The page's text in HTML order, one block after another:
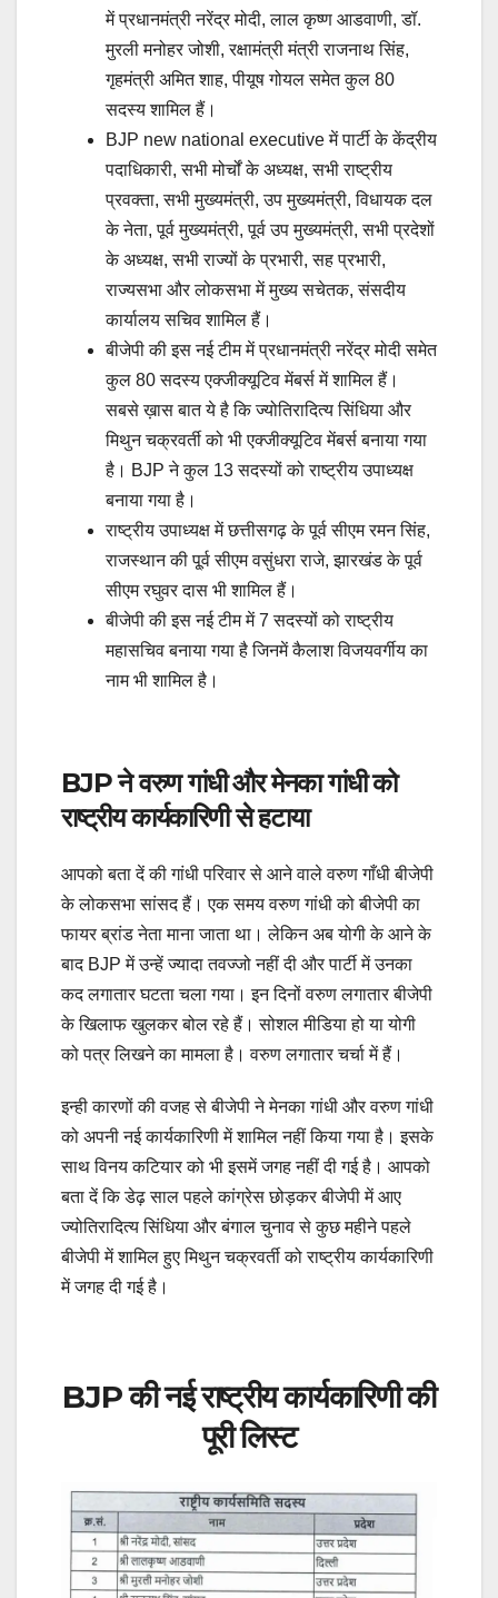
में प्रधानमंत्री नरेंद्र मोदी, लाल कृष्ण आडवाणी, डॉ.
मुरली मनोहर जोशी, रक्षामंत्री मंत्री राजनाथ सिंह,
गृहमंत्री अमित शाह, पीयूष गोयल समेत कुल 80
सदस्य शामिल हैं।
BJP new national executive में पार्टी के केंद्रीय
पदाधिकारी, सभी मोर्चों के अध्यक्ष, सभी राष्ट्रीय
प्रवक्ता, सभी मुख्यमंत्री, उप मुख्यमंत्री, विधायक दल
के नेता, पूर्व मुख्यमंत्री, पूर्व उप मुख्यमंत्री, सभी प्रदेशों
के अध्यक्ष, सभी राज्यों के प्रभारी, सह प्रभारी,
राज्यसभा और लोकसभा में मुख्य सचेतक, संसदीय
कार्यालय सचिव शामिल हैं।
बीजेपी की इस नई टीम में प्रधानमंत्री नरेंद्र मोदी समेत
कुल 80 सदस्य एक्जीक्यूटिव मेंबर्स में शामिल हैं।
सबसे ख़ास बात ये है कि ज्योतिरादित्य सिंधिया और
मिथुन चक्रवर्ती को भी एक्जीक्यूटिव मेंबर्स बनाया गया
है। BJP ने कुल 13 सदस्यों को राष्ट्रीय उपाध्यक्ष
बनाया गया है।
राष्ट्रीय उपाध्यक्ष में छत्तीसगढ़ के पूर्व सीएम रमन सिंह,
राजस्थान की पू्र्व सीएम वसुंधरा राजे, झारखंड के पूर्व
सीएम रघुवर दास भी शामिल हैं।
बीजेपी की इस नई टीम में 7 सदस्यों को राष्ट्रीय
महासचिव बनाया गया है जिनमें कैलाश विजयवर्गीय का
नाम भी शामिल है।
BJP ने वरुण गांधी और मेनका गांधी को
राष्ट्रीय कार्यकारिणी से हटाया
आपको बता दें की गांधी परिवार से आने वाले वरुण गाँधी बीजेपी
के लोकसभा सांसद हैं। एक समय वरुण गांधी को बीजेपी का
फायर ब्रांड नेता माना जाता था। लेकिन अब योगी के आने के
बाद BJP में उन्हें ज्यादा तवज्जो नहीं दी और पार्टी में उनका
कद लगातार घटता चला गया। इन दिनों वरुण लगातार बीजेपी
के खिलाफ खुलकर बोल रहे हैं। सोशल मीडिया हो या योगी
को पत्र लिखने का मामला है। वरुण लगातार चर्चा में हैं।
इन्ही कारणों की वजह से बीजेपी ने मेनका गांधी और वरुण गांधी
को अपनी नई कार्यकारिणी में शामिल नहीं किया गया है। इसके
साथ विनय कटियार को भी इसमें जगह नहीं दी गई है। आपको
बता दें कि डेढ़ साल पहले कांग्रेस छोड़कर बीजेपी में आए
ज्योतिरादित्य सिंधिया और बंगाल चुनाव से कुछ महीने पहले
बीजेपी में शामिल हुए मिथुन चक्रवर्ती को राष्ट्रीय कार्यकारिणी
में जगह दी गई है।
BJP की नई राष्ट्रीय कार्यकारिणी की
पूरी लिस्ट